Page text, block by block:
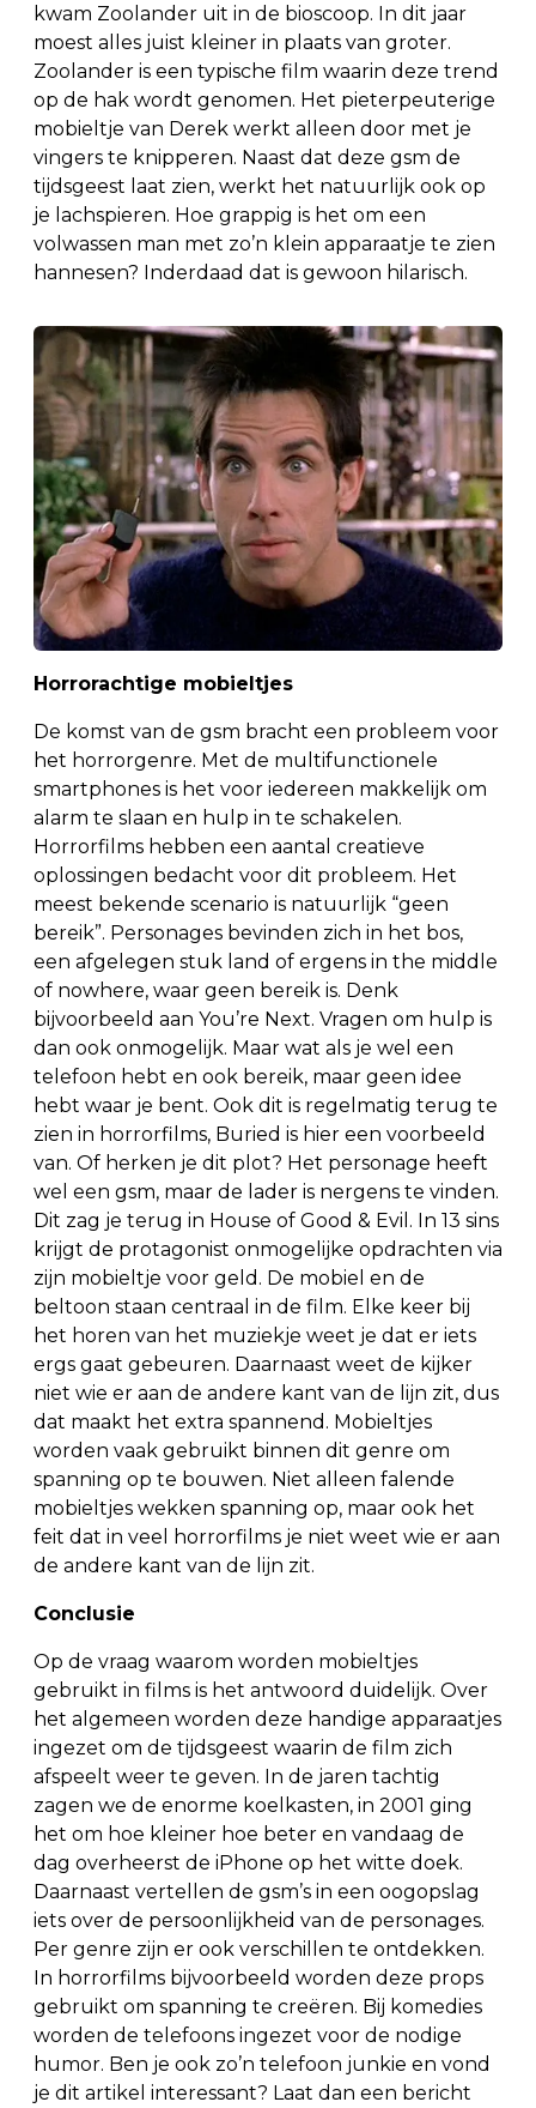
kwam Zoolander uit in de bioscoop. In dit jaar
moest alles juist kleiner in plaats van groter.
Zoolander is een typische film waarin deze trend
op de hak wordt genomen. Het pieterpeuterige
mobieltje van Derek werkt alleen door met je
vingers te knipperen. Naast dat deze gsm de
tijdsgeest laat zien, werkt het natuurlijk ook op
je lachspieren. Hoe grappig is het om een
volwassen man met zo’n klein apparaatje te zien
hannesen? Inderdaad dat is gewoon hilarisch.
Horrorachtige mobieltjes
De komst van de gsm bracht een probleem voor
het horrorgenre. Met de multifunctionele
smartphones is het voor iedereen makkelijk om
alarm te slaan en hulp in te schakelen.
Horrorfilms hebben een aantal creatieve
oplossingen bedacht voor dit probleem. Het
meest bekende scenario is natuurlijk “geen
bereik”. Personages bevinden zich in het bos,
een afgelegen stuk land of ergens in the middle
of nowhere, waar geen bereik is. Denk
bijvoorbeeld aan You’re Next. Vragen om hulp is
dan ook onmogelijk. Maar wat als je wel een
telefoon hebt en ook bereik, maar geen idee
hebt waar je bent. Ook dit is regelmatig terug te
zien in horrorfilms, Buried is hier een voorbeeld
van. Of herken je dit plot? Het personage heeft
wel een gsm, maar de lader is nergens te vinden.
Dit zag je terug in House of Good & Evil. In 13 sins
krijgt de protagonist onmogelijke opdrachten via
zijn mobieltje voor geld. De mobiel en de
beltoon staan centraal in de film. Elke keer bij
het horen van het muziekje weet je dat er iets
ergs gaat gebeuren. Daarnaast weet de kijker
niet wie er aan de andere kant van de lijn zit, dus
dat maakt het extra spannend. Mobieltjes
worden vaak gebruikt binnen dit genre om
spanning op te bouwen. Niet alleen falende
mobieltjes wekken spanning op, maar ook het
feit dat in veel horrorfilms je niet weet wie er aan
de andere kant van de lijn zit.
Conclusie
Op de vraag waarom worden mobieltjes
gebruikt in films is het antwoord duidelijk. Over
het algemeen worden deze handige apparaatjes
ingezet om de tijdsgeest waarin de film zich
afspeelt weer te geven. In de jaren tachtig
zagen we de enorme koelkasten, in 2001 ging
het om hoe kleiner hoe beter en vandaag de
dag overheerst de iPhone op het witte doek.
Daarnaast vertellen de gsm’s in een oogopslag
iets over de persoonlijkheid van de personages.
Per genre zijn er ook verschillen te ontdekken.
In horrorfilms bijvoorbeeld worden deze props
gebruikt om spanning te creëren. Bij komedies
worden de telefoons ingezet voor de nodige
humor. Ben je ook zo’n telefoon junkie en vond
je dit artikel interessant? Laat dan een bericht